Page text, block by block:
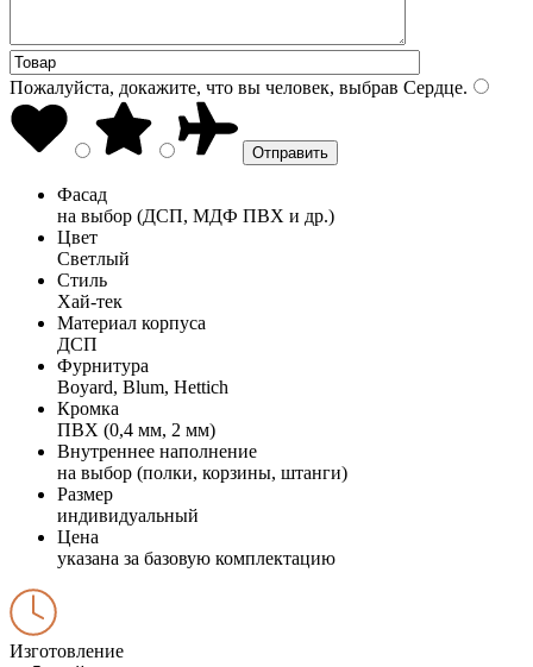
Пожалуйста, докажите, что вы человек, выбрав Сердце.
Фасад
на выбор (ДСП, МДФ ПВХ и др.)
Цвет
Светлый
Стиль
Хай-тек
Материал корпуса
ДСП
Фурнитура
Boyard, Blum, Hettich
Кромка
ПВХ (0,4 мм, 2 мм)
Внутреннее наполнение
на выбор (полки, корзины, штанги)
Размер
индивидуальный
Цена
указана за базовую комплектацию
Изготовление